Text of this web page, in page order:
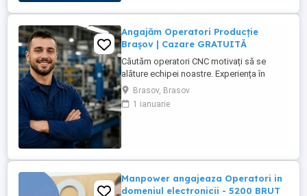
Angajăm Operatori Producție
Brașov | Cazare GRATUITĂ
Căutăm operatori CNC motivați să se
alăture echipei noastre. Experiența în
domeniu reprezintă un avantaj. Oferim:
Cazare GRATUITĂ în apartamente complet
utilate; Pachet salarial atractiv; Transport
Brasov, Brasov
1 ianuarie
Manpower angajeaza Operatori in
domeniul electronicii - 5200 BRUT